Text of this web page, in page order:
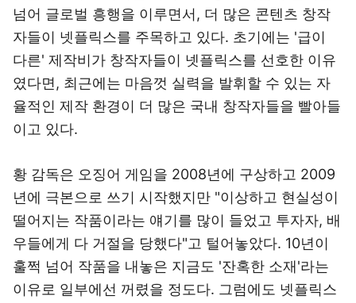
넘어 글로벌 흥행을 이루면서, 더 많은 콘텐츠 창작
자들이 넷플릭스를 주목하고 있다. 초기에는 '급이
다른' 제작비가 창작자들이 넷플릭스를 선호한 이유
였다면, 최근에는 마음껏 실력을 발휘할 수 있는 자
율적인 제작 환경이 더 많은 국내 창작자들을 빨아들
이고 있다.
황 감독은 오징어 게임을 2008년에 구상하고 2009
년에 극본으로 쓰기 시작했지만 "이상하고 현실성이
떨어지는 작품이라는 얘기를 많이 들었고 투자자, 배
우들에게 다 거절을 당했다"고 털어놓았다. 10년이
훌쩍 넘어 작품을 내놓은 지금도 '잔혹한 소재'라는
이유로 일부에선 꺼렸을 정도다. 그럼에도 넷플릭스